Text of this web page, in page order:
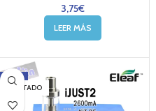
3,75€
LEER MÁS
-13%
AGOTADO